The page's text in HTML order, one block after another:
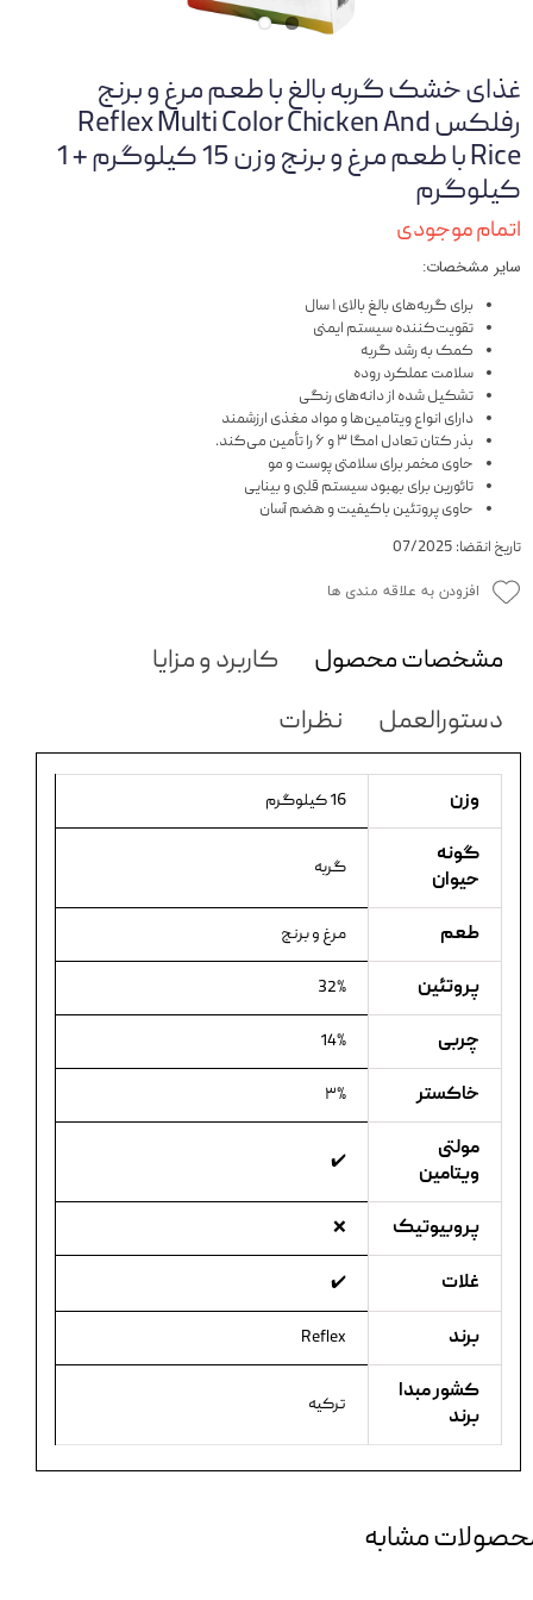
غذای خشک گربه بالغ با طعم مرغ و برنج
رفلکس Reflex Multi Color Chicken And
Rice با طعم مرغ و برنج وزن 15 کیلوگرم + 1
کیلوگرم
اتمام موجودی
سایر مشخصات:
برای گربه‌های بالغ بالای ۱ سال
تقویت‌کننده سیستم ایمنی
کمک به رشد گربه
سلامت عملکرد روده
تشکیل شده از دانه‌های رنگی
دارای انواع ویتامین‌ها و مواد مغذی ارزشمند
بذر کتان تعادل امگا ۳ و ۶ را تأمین می‌کند.
حاوی مخمر برای سلامتی پوست و مو
تائورین برای بهبود سیستم قلبی و بینایی
حاوی پروتئین باکیفیت و هضم آسان
تاریخ انقضا: 07/2025
افزودن به علاقه مندی ها
مشخصات محصول
کاربرد و مزایا
دستورالعمل
نظرات
وزن 16 کیلوگرم
گونه
حیوان
گربه
طعم مرغ و برنج
پروتئین 32%
چربی 14%
خاکستر ۳%
مولتی
ویتامین
✔️
پروبیوتیک ❌
غلات ✔️
برند Reflex
کشور مبدا
برند
ترکیه
مشابه